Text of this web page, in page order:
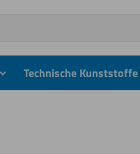
Technische Kunststoffe